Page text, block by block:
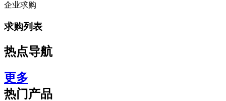
企业求购
求购列表
热点导航
更多
热门产品